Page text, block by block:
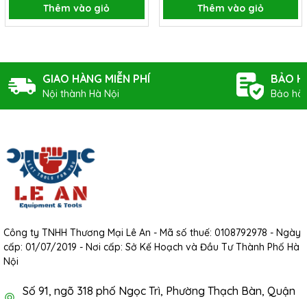
Thêm vào giỏ Thêm vào giỏ
GIAO HÀNG MIỄN PHÍ
Nội thành Hà Nội
BẢO
Bảo
Công ty TNHH Thương Mại Lê An - Mã số thuế: 0108792978 - Ngày
cấp: 01/07/2019 - Nơi cấp: Sở Kế Hoạch và Đầu Tư Thành Phố Hà
Nội
Số 91, ngõ 318 phố Ngọc Trì, Phường Thạch Bàn, Quận